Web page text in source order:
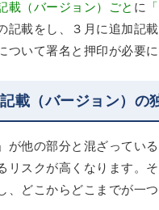
載（バージョン）ごと に
記載をし、３月に追加記
ついて署名と押印が必要に
載（バージョン）の
が他の部分と混ざってい
リスクが高くなります。
、どこからどこまでが一